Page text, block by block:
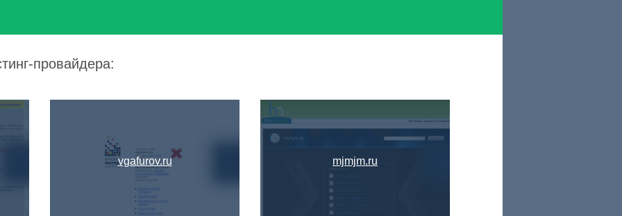
провайдера:
vgafurov.ru mjmjm.ru